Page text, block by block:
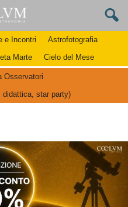
e Incontri
Astrofotografia
Marte Cielo del Mese
Osservatori
didattica, star party)